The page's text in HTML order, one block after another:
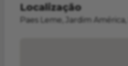
Localização
Paes Leme, Jardim